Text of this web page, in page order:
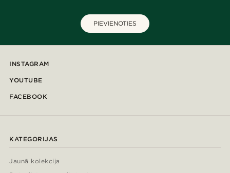
PIEVIENOTIES
INSTAGRAM
YOUTUBE
FACEBOOK
KATEGORIJAS
Jaunā kolekcija